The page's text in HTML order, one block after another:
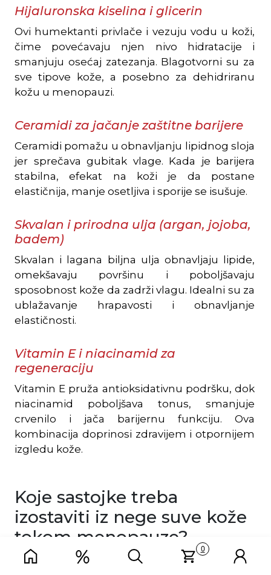
Hijaluronska kiselina i glicerin
Ovi humektanti privlače i vezuju vodu u koži,
čime povećavaju njen nivo hidratacije i
smanjuju osećaj zatezanja. Blagotvorni su za
sve tipove kože, a posebno za dehidriranu
kožu u menopauzi.
Ceramidi za jačanje zaštitne barijere
Ceramidi pomažu u obnavljanju lipidnog sloja
jer sprečava gubitak vlage. Kada je barijera
stabilna, efekat na koži je da postane
elastičnija, manje osetljiva i sporije se isušuje.
Skvalan i prirodna ulja (argan, jojoba,
badem)
Skvalan i lagana biljna ulja obnavljaju lipide,
omekšavaju površinu i poboljšavaju
sposobnost kože da zadrži vlagu. Idealni su za
ublažavanje hrapavosti i obnavljanje
elastičnosti.
Vitamin E i niacinamid za
regeneraciju
Vitamin E pruža antioksidativnu podršku, dok
niacinamid poboljšava tonus, smanjuje
crvenilo i jača barijernu funkciju. Ova
kombinacija doprinosi zdravijem i otpornijem
izgledu kože.
Koje sastojke treba
izostaviti iz nege suve kože
tokom menopauze?
Kada je barijerna funkcija kože oslabljena,
0